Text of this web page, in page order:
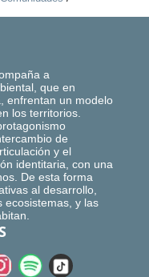
a
que en
enfrentan un modelo
los territorios.
de
y el
identitaria, con una
De esta forma
al desarrollo,
ecosistemas, y las